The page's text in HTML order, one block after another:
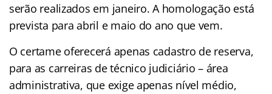
serão realizados em janeiro. A homologação está
prevista para abril e maio do ano que vem.
O certame oferecerá apenas cadastro de reserva,
para as carreiras de técnico judiciário – área
administrativa, que exige apenas nível médio,